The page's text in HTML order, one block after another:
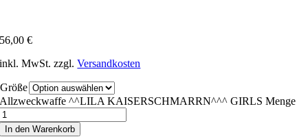
56,00€
inkl. MwSt. zzgl.Versandkosten
Größe
Allzweckwaffe ^^LILA KAISERSCHMARRN^^^ GIRLS Menge
In den Warenkorb